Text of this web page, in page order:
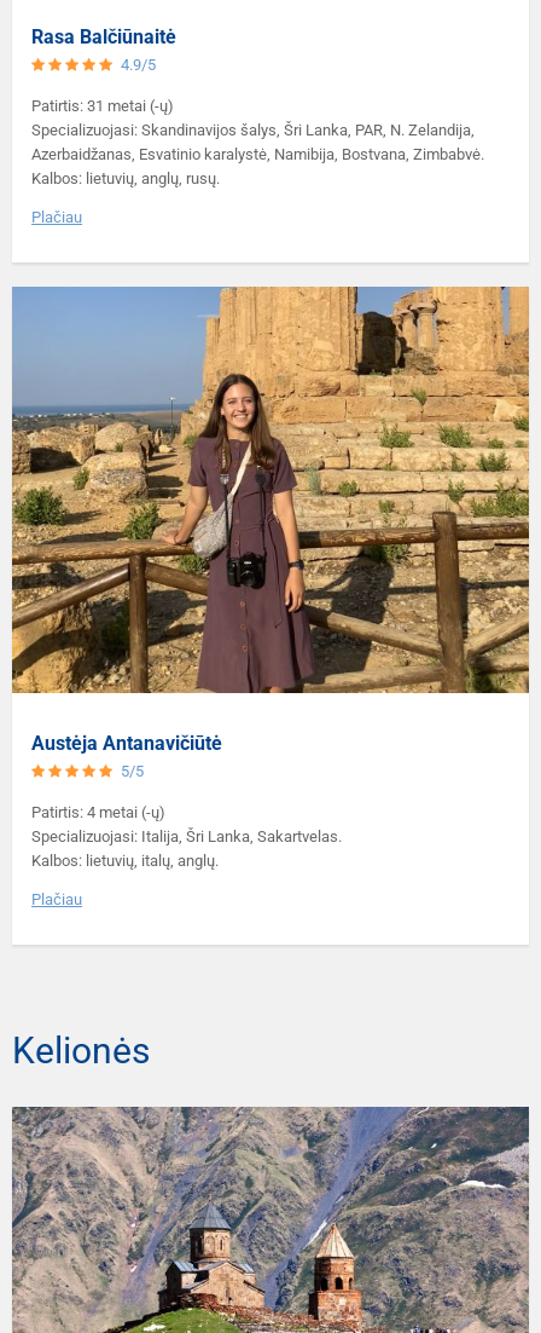
Rasa Balčiūnaitė
4.9/5
Patirtis: 31 metai (-ų)
Specializuojasi: Skandinavijos šalys, Šri Lanka, PAR, N. Zelandija,
Azerbaidžanas, Esvatinio karalystė, Namibija, Bostvana, Zimbabvė.
Kalbos: lietuvių, anglų, rusų.
Plačiau
Austėja Antanavičiūtė
5/5
Patirtis: 4 metai (-ų)
Specializuojasi: Italija, Šri Lanka, Sakartvelas.
Kalbos: lietuvių, italų, anglų.
Plačiau
Kelionės